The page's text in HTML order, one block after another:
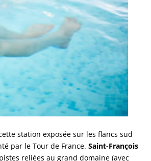
station exposée sur les flancs sud
par le Tour de France.Saint-François
reliées au grand domaine (avec